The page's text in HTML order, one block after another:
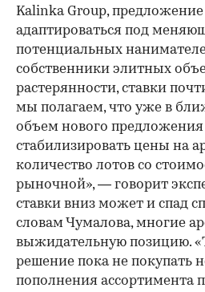
Kalinka Group, предложение
адаптироваться под
потенциальных
собственники элитных
растерянности, ставки
мы полагаем, что уже в
объем нового
стабилизировать цены на
количество лотов со
рыночной», — говорит
ставки вниз может и спад
словам Чумалова, многие
выжидательную позицию.
решение пока не покупать
пополнения ассортимента